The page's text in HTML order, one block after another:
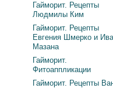
Гайморит. Рецепты
Людмилы Ким
Гайморит. Рецепты
Евгения Шмерко и
Мазана
Гайморит.
Фитоаппликации
Гайморит. Рецепты